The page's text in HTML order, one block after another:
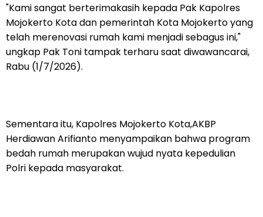
"Kami sangat berterimakasih kepada Pak Kapolres
Mojokerto Kota dan pemerintah Kota Mojokerto yang
telah merenovasi rumah kami menjadi sebagus ini,"
ungkap Pak Toni tampak terharu saat diwawancarai,
Rabu (1/7/2026).
Sementara itu, Kapolres Mojokerto Kota,AKBP
Herdiawan Arifianto menyampaikan bahwa program
bedah rumah merupakan wujud nyata kepedulian
Polri kepada masyarakat.